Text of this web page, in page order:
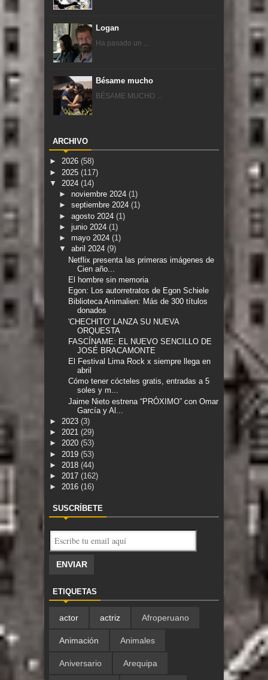
Logan
Ha pasado un ...
Bésame mucho
BÉSAME MUCHO ...
ARCHIVO
► 2026 (58)
► 2025 (117)
▼ 2024 (14)
► noviembre 2024 (1)
► septiembre 2024 (1)
► agosto 2024 (1)
► junio 2024 (1)
► mayo 2024 (1)
▼ abril 2024 (9)
Netflix presenta las primeras imágenes de
Cien año...
El hombre sin memoria
Egon: Los autorretratos de Egon Schiele
Biblioteca Animalien: Más de 300 títulos
donados
'CHECHITO' LANZA SU NUEVA
ORQUESTA
FASCÍNAME: EL NUEVO SENCILLO DE
JOSÉ BRACAMONTE
El Festival Lima Rock x siempre llega en
abril
Cómo tener cócteles gratis, entradas a 5
soles y m...
Jaime Nieto estrena “PRÓXIMO” con Omar
García y Al...
► 2023 (3)
► 2021 (29)
► 2020 (53)
► 2019 (53)
► 2018 (44)
► 2017 (162)
► 2016 (16)
SUSCRÍBETE
ETIQUETAS
actor actriz Afroperuano
Animación Animales
Aniversario Arequipa